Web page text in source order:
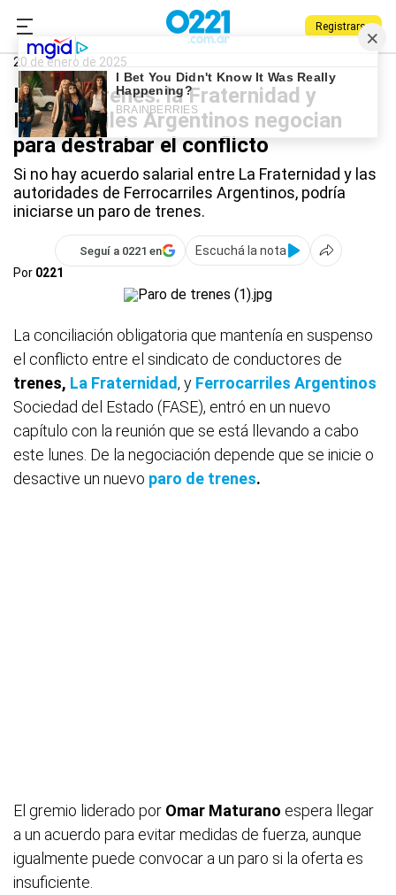
Registrarse
0221.com.ar
Paro de trenes
20 de enero de 2025
Paro de trenes: la Fraternidad y
Ferrocarriles Argentinos negocian
para destrabar el conflicto
Si no hay acuerdo salarial entre La Fraternidad y las
autoridades de Ferrocarriles Argentinos, podría
iniciarse un paro de trenes.
Seguí a 0221 en
Escuchá la nota
Por 0221
La conciliación obligatoria que mantenía en suspenso
el conflicto entre el sindicato de conductores de
trenes, La Fraternidad, y Ferrocarriles Argentinos
Sociedad del Estado (FASE), entró en un nuevo
capítulo con la reunión que se está llevando a cabo
este lunes. De la negociación depende que se inicie o
desactive un nuevo paro de trenes.
El gremio liderado por Omar Maturano espera llegar
a un acuerdo para evitar medidas de fuerza, aunque
igualmente puede convocar a un paro si la oferta es
insuficiente.